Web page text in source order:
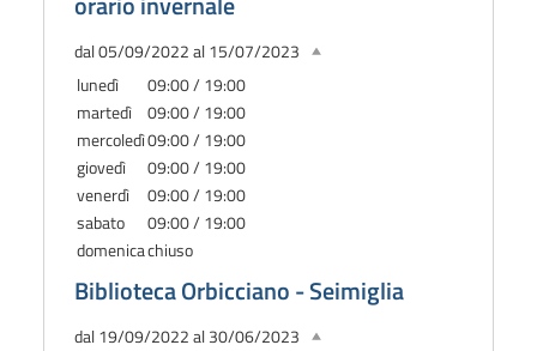
dal 05/09/2022 al 15/07/2023
lunedì
09:00 / 19:00
martedì
09:00 / 19:00
mercoledì09:00 / 19:00
giovedì
09:00 / 19:00
venerdì
09:00 / 19:00
sabato
09:00 / 19:00
domenicachiuso
Biblioteca Orbicciano - Seimiglia
dal 19/09/2022 al 30/06/2023